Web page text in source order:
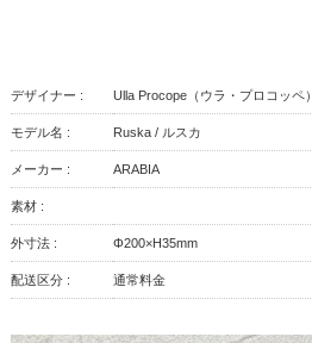
デザイナー : Ulla Procope（ウラ・プロコッペ）
モデル名 : Ruska / ルスカ
メーカー : ARABIA
素材 :
外寸法 : Φ200×H35mm
配送区分 : 通常料金